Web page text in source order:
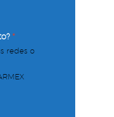
*
redes o